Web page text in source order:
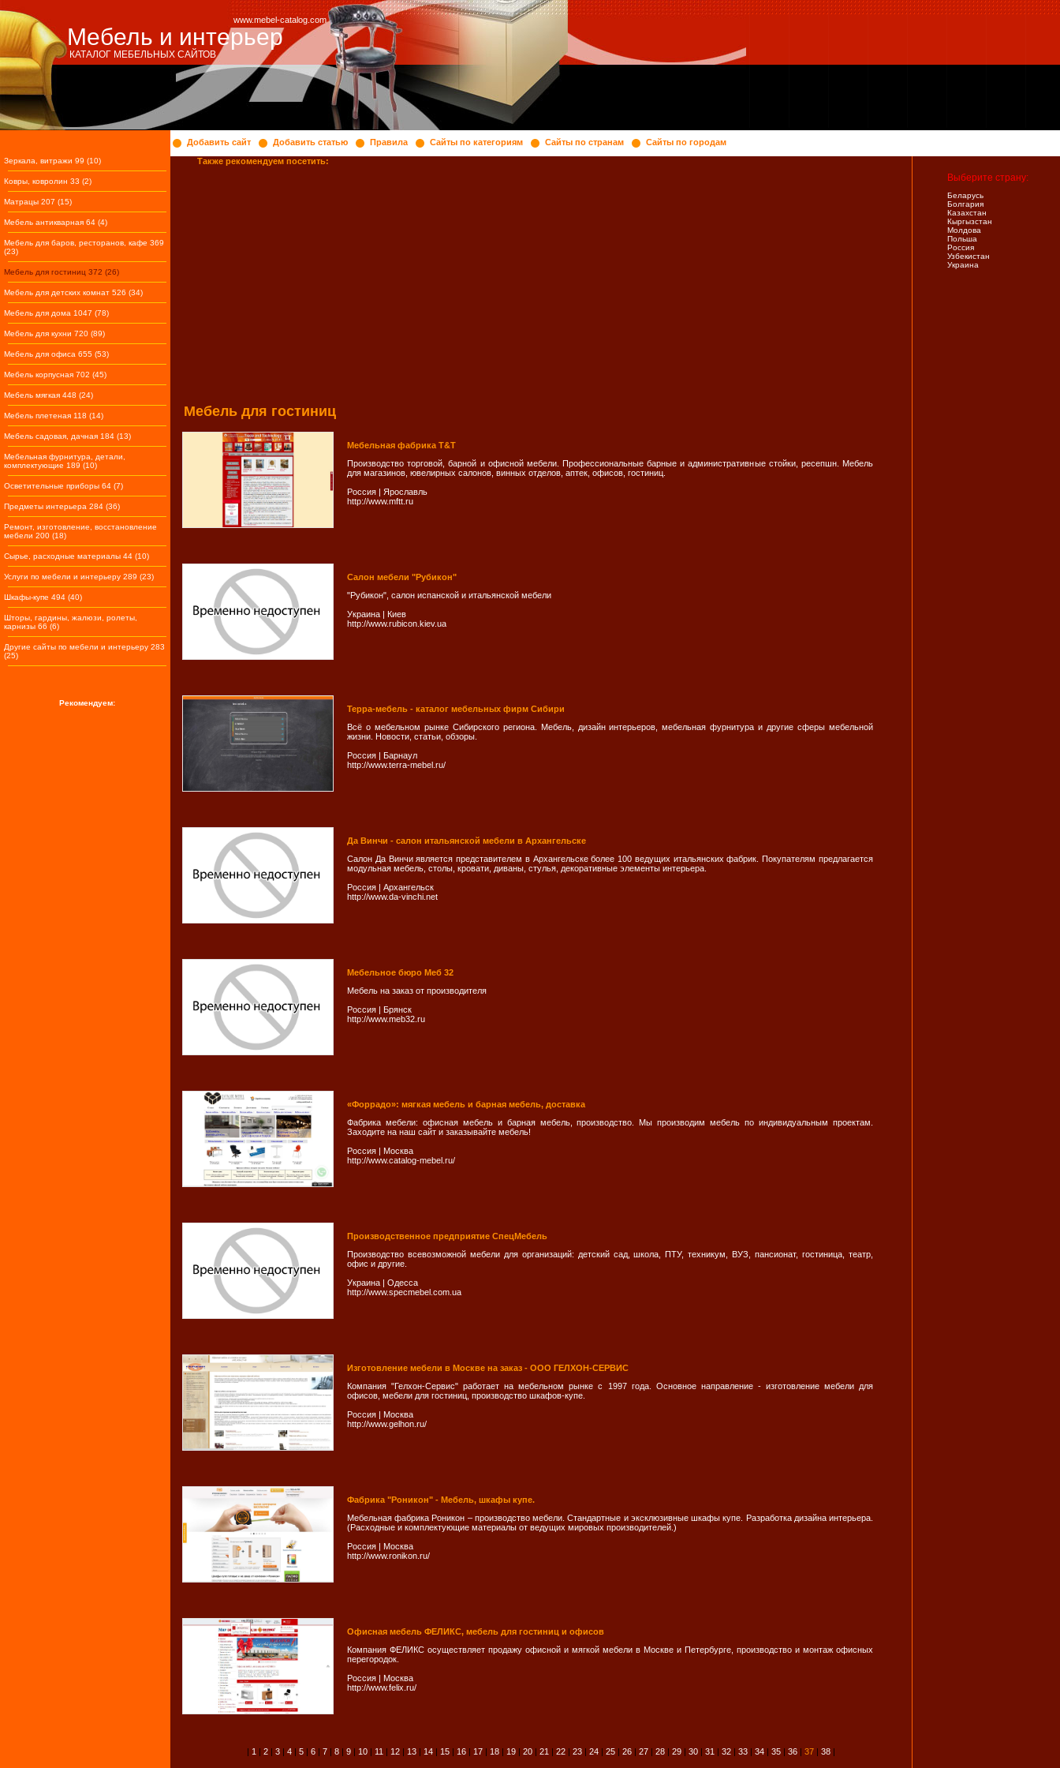
Мебель и интерьер
www.mebel-catalog.com
КАТАЛОГ МЕБЕЛЬНЫХ САЙТОВ
Зеркала, витражи 99 (10)
Ковры, ковролин 33 (2)
Матрацы 207 (15)
Мебель антикварная 64 (4)
Мебель для баров, ресторанов, кафе 369
(23)
Мебель для гостиниц 372 (26)
Мебель для детских комнат 526 (34)
Мебель для дома 1047 (78)
Мебель для кухни 720 (89)
Мебель для офиса 655 (53)
Мебель корпусная 702 (45)
Мебель мягкая 448 (24)
Мебель плетеная 118 (14)
Мебель садовая, дачная 184 (13)
Мебельная фурнитура, детали,
комплектующие 189 (10)
Осветительные приборы 64 (7)
Предметы интерьера 284 (36)
Ремонт, изготовление, восстановление
мебели 200 (18)
Сырье, расходные материалы 44 (10)
Услуги по мебели и интерьеру 289 (23)
Шкафы-купе 494 (40)
Шторы, гардины, жалюзи, ролеты,
карнизы 66 (6)
Другие сайты по мебели и интерьеру 283
(25)
Рекомендуем:
Добавить сайт Добавить статью Правила Сайты по категориям Сайты по странам
Сайты по городам
Также рекомендуем посетить:
Мебель для гостиниц
Мебельная фабрика T&T
Производство торговой, барной и офисной мебели. Профессиональные барные и административные стойки, ресепшн. Мебель
для магазинов, ювелирных салонов, винных отделов, аптек, офисов, гостиниц.
Россия | Ярослaвль
http://www.mftt.ru
Салон мебели "Рубикон"
"Рубикон", салон испанской и итальянской мебели
Украина | Киев
http://www.rubicon.kiev.ua
Терра-мебель - каталог мебельных фирм Сибири
Всё о мебельном рынке Сибирского региона. Мебель, дизайн интерьеров, мебельная фурнитура и другие сферы мебельной
жизни. Новости, статьи, обзоры.
Россия | Барнаул
http://www.terra-mebel.ru/
Да Винчи - салон итальянской мебели в Архангельске
Салон Да Винчи является представителем в Архангельске более 100 ведущих итальянских фабрик. Покупателям предлагается
модульная мебель, столы, кровати, диваны, стулья, декоративные элементы интерьера.
Россия | Архангельск
http://www.da-vinchi.net
Мебельное бюро Меб 32
Мебель на заказ от производителя
Россия | Брянск
http://www.meb32.ru
«Форрадо»: мягкая мебель и барная мебель, доставка
Фабрика мебели: офисная мебель и барная мебель, производство. Мы производим мебель по индивидуальным проектам.
Заходите на наш сайт и заказывайте мебель!
Россия | Москва
http://www.catalog-mebel.ru/
Производственное предприятие СпецМебель
Производство всевозможной мебели для организаций: детский сад, школа, ПТУ, техникум, ВУЗ, пансионат, гостиница, театр,
офис и другие.
Украина | Одесса
http://www.specmebel.com.ua
Изготовление мебели в Москве на заказ - ООО ГЕЛХОН-СЕРВИС
Компания "Гелхон-Сервис" работает на мебельном рынке с 1997 года. Основное направление - изготовление мебели для
офисов, мебели для гостиниц, производство шкафов-купе.
Россия | Москва
http://www.gelhon.ru/
Фабрика "Роникон" - Мебель, шкафы купе.
Мебельная фабрика Роникон – производство мебели. Стандартные и эксклюзивные шкафы купе. Разработка дизайна интерьера.
(Расходные и комплектующие материалы от ведущих мировых производителей.)
Россия | Москва
http://www.ronikon.ru/
Офисная мебель ФЕЛИКС, мебель для гостиниц и офисов
Компания ФЕЛИКС осуществляет продажу офисной и мягкой мебели в Москве и Петербурге, производство и монтаж офисных
перегородок.
Россия | Москва
http://www.felix.ru/
| 1 | 2 | 3 | 4 | 5 | 6 | 7 | 8 | 9 | 10 | 11 | 12 | 13 | 14 | 15 | 16 | 17 | 18 | 19 | 20 | 21 | 22 | 23 | 24 | 25 | 26 | 27 | 28 | 29 | 30 | 31 | 32 | 33 | 34 | 35 | 36 | 37 | 38 |
Выберите страну:
Беларусь
Болгария
Казахстан
Кыргызстан
Молдова
Польша
Россия
Узбекистан
Украина